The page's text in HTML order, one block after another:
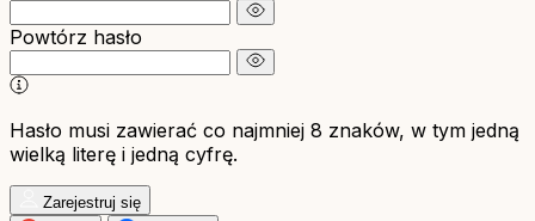
Powtórz hasło
Hasło musi zawierać co najmniej 8 znaków, w tym jedną
wielką literę i jedną cyfrę.
Zarejestruj się